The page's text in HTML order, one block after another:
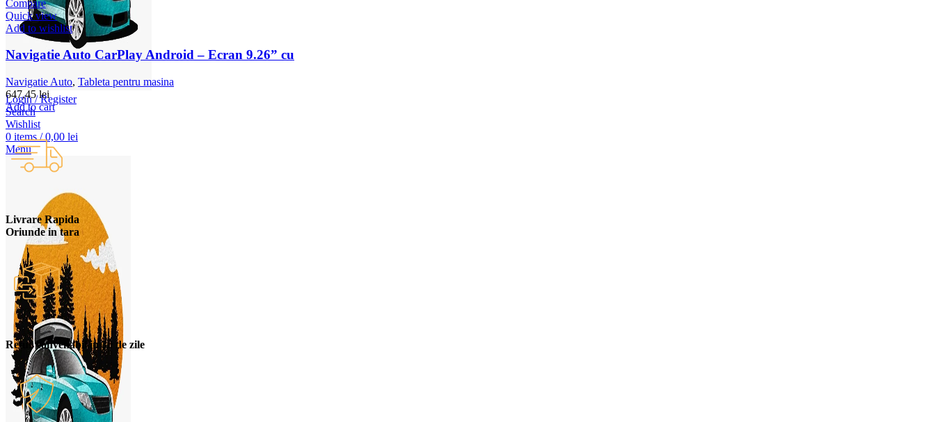
Login / Register
Search
Wishlist
0 items / 0,00 lei
Menu
Compare
Quick view
Add to wishlist
Navigatie Auto CarPlay Android – Ecran 9.26” cu
Navigatie Auto, Tableta pentru masina
647,45lei
Add to cart
Livrare Rapida
Oriunde in tara
Retur convenabil in 30 de zile